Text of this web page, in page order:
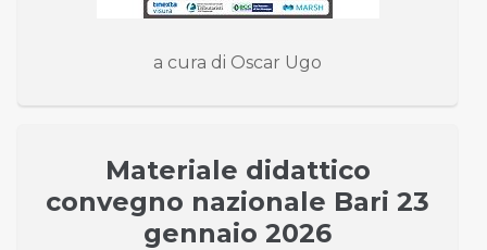
a cura di Oscar Ugo
Materiale didattico
convegno nazionale Bari 23
gennaio 2026